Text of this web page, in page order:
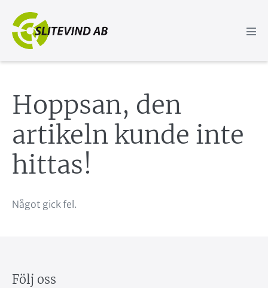
innehåll
Hoppsan, den
artikeln kunde inte
hittas!
Något gick fel.
Följ oss